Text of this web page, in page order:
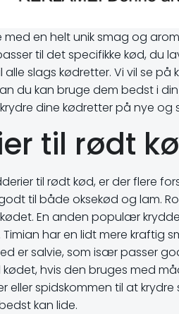
med en helt unik smag og
til det specifikke kød, du
slags kødretter. Vi vil se
du kan bruge dem bedst i
dine kødretter på nye
til rødt
til rødt kød, er der flere
til både oksekød og lam.
En anden populær
har en lidt mere kraftig
er salvie, som især passer
hvis den bruges med
eller spidskommen til at
kan lide.